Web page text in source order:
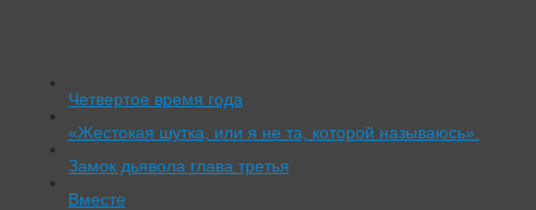
Четвертое время года
«Жестокая шутка, или я не та, которой называюсь».
Замок дьявола глава третья
Вместе